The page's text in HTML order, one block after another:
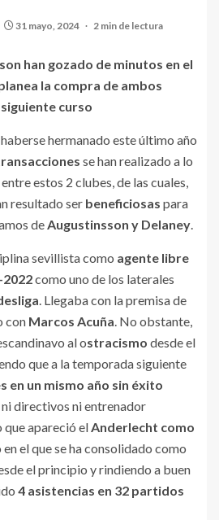
31 mayo, 2024 2 min de lectura
han gozado de minutos en el
la compra de ambos
curso
hermanado este último año
se han realizado a lo
estos 2 clubes, de las cuales,
resultado ser beneficiosas para
deAugustinsson y Delaney.
sevillista como agente libre
2022como uno de los laterales
. Llegaba con la premisa de
con Marcos Acuña. No obstante,
al ostracismo desde el
que a la temporada siguiente
en un mismo año sin éxito
ni directivos ni entrenador
que apareció elAnderlecht como
en el que se ha consolidado como
el principio y rindiendo a buen
4 asistencias en 32 partidos